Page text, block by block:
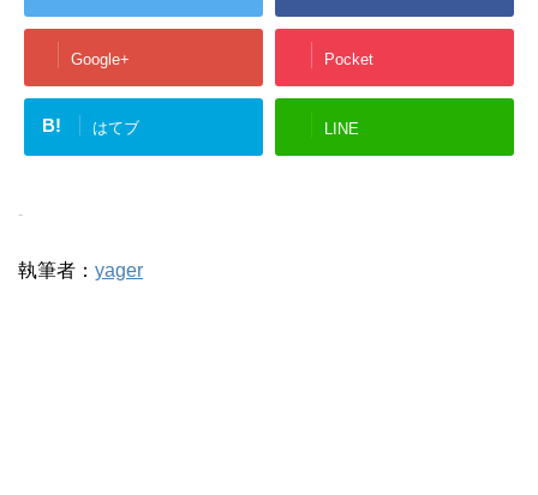
Google+ Pocket
B! はてブ LINE
-
執筆者： yager